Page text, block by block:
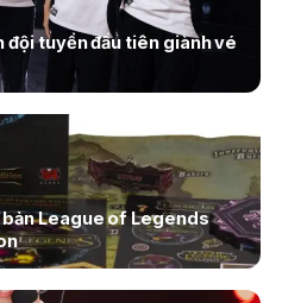
tuyển đầu tiên giành vé
League of Legends